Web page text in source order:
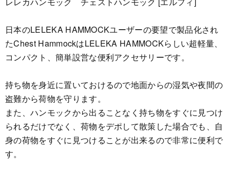
日本のLELEKA HAMMOCKユーザーの要望で製品化され
たChest HammockはLELEKA HAMMOCKらしい超軽量、
コンパクト、簡単設営な便利アクセサリーです。
持ち物を身近に置いておけるので地面からの湿気や夜間の
盗難から荷物を守ります。
また、ハンモックから出ることなく持ち物をすぐに見つけ
られるだけでなく、荷物をデポして散策した場合でも、自
身の荷物をすぐに見つけることが出来るので非常に便利で
す。